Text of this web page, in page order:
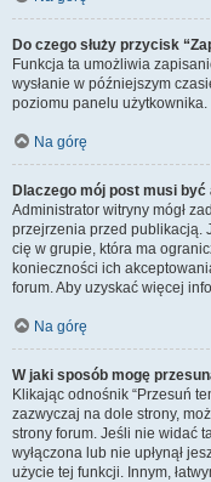
Do czego służy przycisk
Funkcja ta umożliwia
wysłanie w późniejszym
poziomu panelu użytkownika.
Na górę
Dlaczego mój post musi
Administrator witryny mógł
przejrzenia przed publikacją.
cię w grupie, która ma
konieczności ich
forum. Aby uzyskać więcej
Na górę
W jaki sposób mogę
Klikając odnośnik “Przesuń
zazwyczaj na dole strony,
strony forum. Jeśli nie widać
wyłączona lub nie upłynął
użycie tej funkcji. Innym,